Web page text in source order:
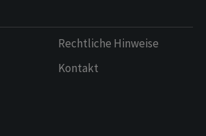
Rechtliche Hinweise
Kontakt